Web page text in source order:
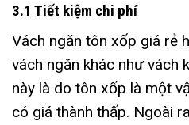
3.1 Tiết kiệm chi phí
Vách ngăn tôn xốp giá rẻ
vách ngăn khác như vách
này là do tôn xốp là một
có giá thành thấp. Ngoài